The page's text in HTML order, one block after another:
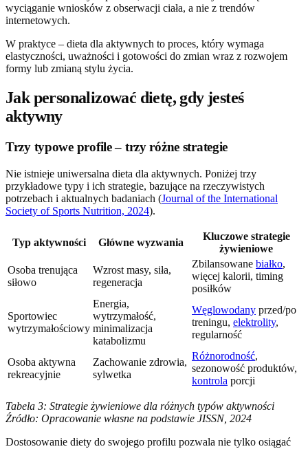
wyciąganie wniosków z obserwacji ciała, a nie z trendów
internetowych.
W praktyce – dieta dla aktywnych to proces, który wymaga
elastyczności, uważności i gotowości do zmian wraz z rozwojem
formy lub zmianą stylu życia.
Jak personalizować dietę, gdy jesteś
aktywny
Trzy typowe profile – trzy różne strategie
Nie istnieje uniwersalna dieta dla aktywnych. Poniżej trzy
przykładowe typy i ich strategie, bazujące na rzeczywistych
potrzebach i aktualnych badaniach (Journal of the International
Society of Sports Nutrition, 2024).
Typ aktywności Główne wyzwania
Kluczowe strategie
żywieniowe
Osoba trenująca
siłowo
Wzrost masy, siła,
regeneracja
Zbilansowane białko,
więcej kalorii, timing
posiłków
Sportowiec
wytrzymałościowy
Energia,
wytrzymałość,
minimalizacja
katabolizmu
Węglowodany przed/po
treningu, elektrolity,
regularność
Osoba aktywna
rekreacyjnie
Zachowanie zdrowia,
sylwetka
Różnorodność,
sezonowość produktów,
kontrola porcji
Tabela 3: Strategie żywieniowe dla różnych typów aktywności
Źródło: Opracowanie własne na podstawie JISSN, 2024
Dostosowanie diety do swojego profilu pozwala nie tylko osiągać